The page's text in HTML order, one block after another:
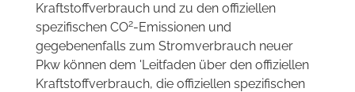
Kraftstoffverbrauch und zu den offiziellen
spezifischen CO2-Emissionen und
gegebenenfalls zum Stromverbrauch neuer
Pkw können dem 'Leitfaden über den offiziellen
Kraftstoffverbrauch, die offiziellen spezifischen